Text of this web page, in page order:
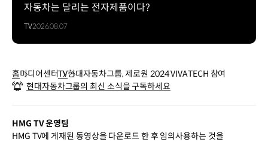
자동차는 달리는 전자제품이다?
TV2026.08.07
홈미디어센터TV현대자동차그룹, 제로원 2024 VIVATECH 참여
현대자동차그룹의 최신 소식을 구독하세요
HMG TV 운영팀
HMG TV에 게재된 동영상을 다운로드 한 후 임의사용하는 것을